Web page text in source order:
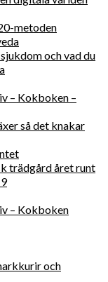
metoden
och vad du
– Kokboken –
så det knakar
trädgård året runt
– Kokboken
och